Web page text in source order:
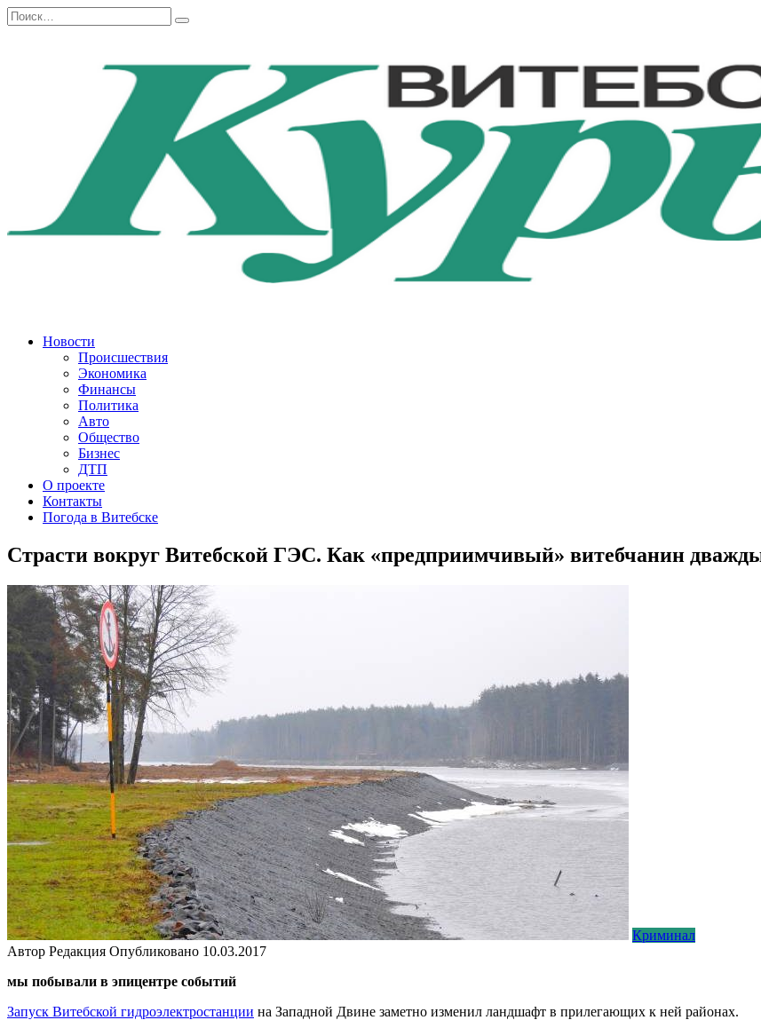
Перейти
к
Search
for:
Новости
Происшествия
Экономика
Финансы
Политика
Авто
Общество
Бизнес
ДТП
О проекте
Контакты
Погода в Витебске
Страсти вокруг Витебской ГЭС. Как «предприимчивый» витебчанин
Криминал
Автор Редакция Опубликовано 10.03.2017
мы побывали в эпицентре событий
Запуск Витебской гидроэлектростанции на Западной Двине заметно изменил ландшафт в прилегающих к ней районах.